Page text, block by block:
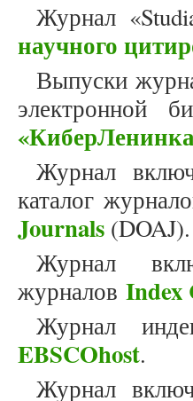
Журнал
научного
Выпуски
электронной
Журнал
каталог
Journals (DOAJ).
Журнал
журналов Index
Журнал
EBSCOhost.
Журнал